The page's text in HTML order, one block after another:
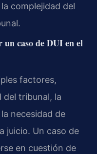
complejidad del
un caso de DUI en el
factores,
del tribunal, la
necesidad de
juicio. Un caso de
en cuestión de